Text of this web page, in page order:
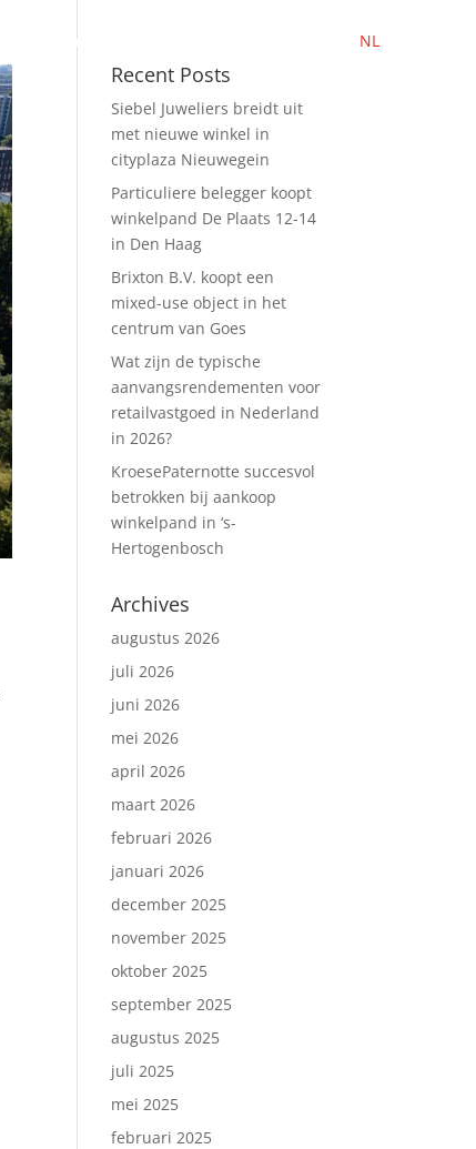
NL
Nieuws
Recent Posts
Siebel Juweliers breidt uit
met nieuwe winkel in
cityplaza Nieuwegein
Particuliere belegger koopt
winkelpand De Plaats 12-14
in Den Haag
Brixton B.V. koopt een
mixed-use object in het
centrum van Goes
Wat zijn de typische
aanvangsrendementen voor
retailvastgoed in Nederland
in 2026?
KroesePaternotte succesvol
betrokken bij aankoop
winkelpand in ‘s-
Hertogenbosch
Archives
augustus 2026
juli 2026
juni 2026
mei 2026
april 2026
maart 2026
februari 2026
januari 2026
december 2025
november 2025
oktober 2025
september 2025
augustus 2025
juli 2025
mei 2025
februari 2025